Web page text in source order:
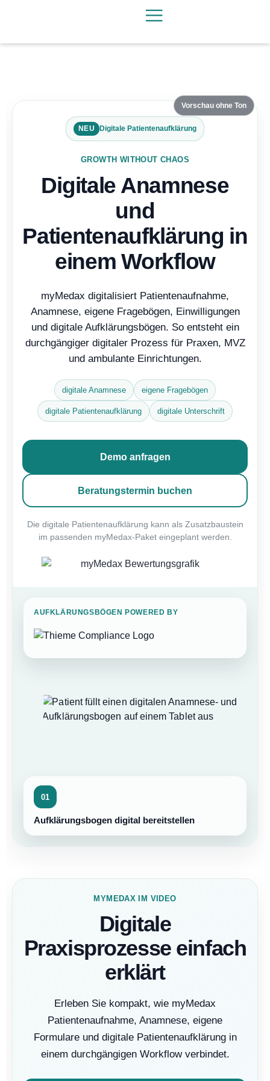
NEU Digitale Patientenaufklärung
GROWTH WITHOUT CHAOS
Digitale Anamnese
und
Patientenaufklärung in
einem Workflow
myMedax digitalisiert Patientenaufnahme,
Anamnese, eigene Fragebögen, Einwilligungen
und digitale Aufklärungsbögen. So entsteht ein
durchgängiger digitaler Prozess für Praxen, MVZ
und ambulante Einrichtungen.
digitale Anamnese eigene Fragebögen
digitale Patientenaufklärung digitale Unterschrift
Demo anfragen
Beratungstermin buchen
Die digitale Patientenaufklärung kann als Zusatzbaustein
im passenden myMedax-Paket eingeplant werden.
AUFKLÄRUNGSBÖGEN POWERED BY
01
Aufklärungsbogen digital bereitstellen
MYMEDAX IM VIDEO
Digitale
Praxisprozesse einfach
erklärt
Erleben Sie kompakt, wie myMedax
Patientenaufnahme, Anamnese, eigene
Formulare und digitale Patientenaufklärung in
einem durchgängigen Workflow verbindet.
Vorschau ohne Ton